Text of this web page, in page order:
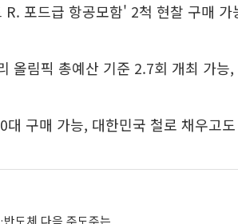
포드급 항공모함' 2척 현찰 구매 가
올림픽 총예산 기준 2.7회 개최 가능
구매 가능, 대한민국 철로 채우고
도체 다음 주도주는